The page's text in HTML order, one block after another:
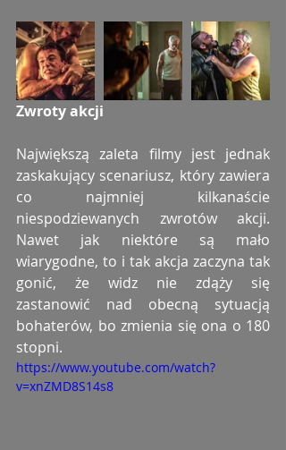
Zwroty akcji
Największą zaleta filmy jest jednak
zaskakujący scenariusz, który zawiera
co najmniej kilkanaście
niespodziewanych zwrotów akcji.
Nawet jak niektóre są mało
wiarygodne, to i tak akcja zaczyna tak
gonić, że widz nie zdąży się
zastanowić nad obecną sytuacją
bohaterów, bo zmienia się ona o 180
stopni.
https://www.youtube.com/watch?
v=xnZMD8S14s8